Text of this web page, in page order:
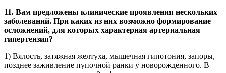
11. Вам предложены клинические проявления нескольких
заболеваний. При каких из них возможно формирование
осложнений, для которых характерная артериальная
гипертензия?
1) Вялость, затяжная желтуха, мышечная гипотония, запоры,
позднее заживление пупочной ранки у новорожденного. В